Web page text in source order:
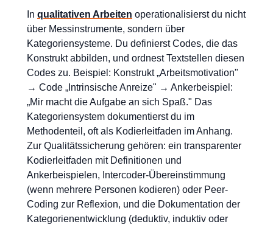
In qualitativen Arbeiten operationalisierst du nicht
über Messinstrumente, sondern über
Kategoriensysteme. Du definierst Codes, die das
Konstrukt abbilden, und ordnest Textstellen diesen
Codes zu. Beispiel: Konstrukt „Arbeitsmotivation"
→ Code „Intrinsische Anreize" → Ankerbeispiel:
„Mir macht die Aufgabe an sich Spaß." Das
Kategoriensystem dokumentierst du im
Methodenteil, oft als Kodierleitfaden im Anhang.
Zur Qualitätssicherung gehören: ein transparenter
Kodierleitfaden mit Definitionen und
Ankerbeispielen, Intercoder-Übereinstimmung
(wenn mehrere Personen kodieren) oder Peer-
Coding zur Reflexion, und die Dokumentation der
Kategorienentwicklung (deduktiv, induktiv oder